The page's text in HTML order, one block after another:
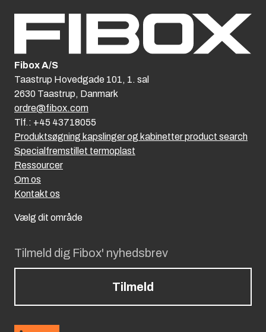
Tilmeld dig Fibox' nyhedsbrev
Tilmeld
Produktsøgning kapslinger og kabinetter product search
Specialfremstillet termoplast
Ressourcer
Om os
Kontakt os
Vælg dit område
Fibox A/S
Taastrup Hovedgade 101, 1. sal
2630 Taastrup, Danmark
ordre@fibox.com
Tlf.: +45 43718055